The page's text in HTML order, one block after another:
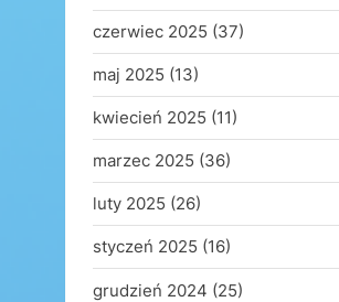
czerwiec 2025 (37)
maj 2025 (13)
kwiecień 2025 (11)
marzec 2025 (36)
luty 2025 (26)
styczeń 2025 (16)
grudzień 2024 (25)